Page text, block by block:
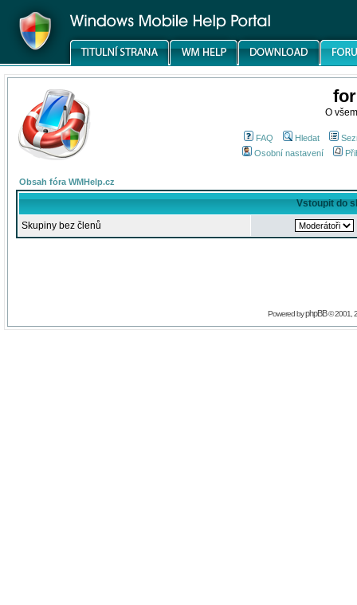
O
FAQ Hledat
Osobní nastavení
Obsah fóra WMHelp.cz
Vstoupit do
Skupiny bez členů
Powered byphpBB© 2001,